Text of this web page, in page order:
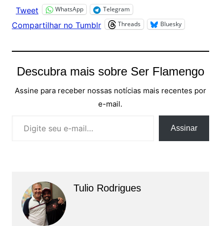
Tweet WhatsApp Telegram
Compartilhar no Tumblr Threads Bluesky
Descubra mais sobre Ser Flamengo
Assine para receber nossas notícias mais recentes por
e-mail.
Assinar
Tulio Rodrigues